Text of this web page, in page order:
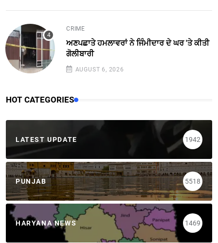
CRIME
ਅਣਪਛਾਤੇ ਹਮਲਾਵਰਾਂ ਨੇ ਜਿੰਮੀਦਾਰ ਦੇ ਘਰ 'ਤੇ ਕੀਤੀ
ਗੋਲੀਬਾਰੀ
AUGUST 6, 2026
HOT CATEGORIES
LATEST UPDATE 1942
PUNJAB 5518
HARYANA NEWS 1469